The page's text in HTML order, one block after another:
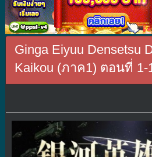
Ginga Eiyuu Densetsu
Kaikou (ภาค1) ตอนที่ 1-